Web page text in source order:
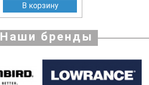
В корзину
Наши бренды